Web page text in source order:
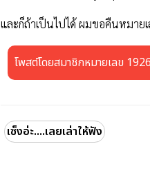
และก็ถ้าเป็นไปได้ ผมขอคืนหมาย
โพสต์โดยสมาชิกหมายเลข 1926
เซ็งอ่ะ....เลยเล่าให้ฟัง